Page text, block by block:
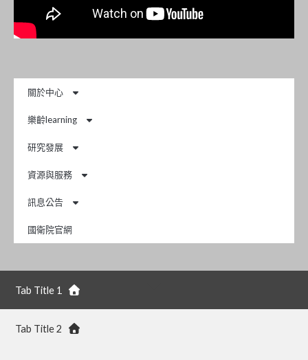
關於中心
樂齡learning
研究發展
資源與服務
訊息公告
國衛院官網
Tab Title 1
Tab Title 2